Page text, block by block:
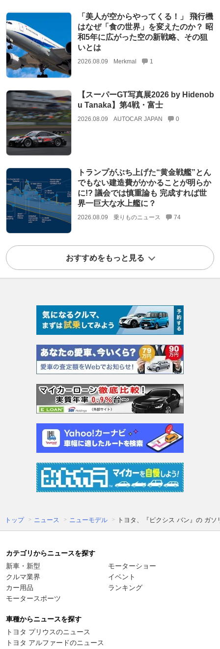
「美人が空からやってくる！」 飛行機
はなぜ「食の世界」を変えたのか？ 昭
和5年に広がった空の新戦略、その狙
いとは
2026.08.09 Merkmal 1
【スーパーGT写真展2026 by Hidenob
u Tanaka】第4戦・富士
2026.08.09 AUTOCAR JAPAN 0
トランプがぶち上げた“黄金戦艦”とん
でもない建造費がかかることが明らか
に!? 議会では慎重論も 完成すれば世
界一巨大な水上艦に？
2026.08.09 乗りものニュース 74
おすすめをもっと見る
トップ ニュース ニューモデル トヨタ、『ピクシス バン』の ガ
カテゴリからニュースを探す
新車・新型
クルマ業界
カー用品
モータースポーツ
モーターショー
イベント
ランキング
車種からニュースを探す
トヨタ プリウスのニュース
トヨタ アルファードのニュース